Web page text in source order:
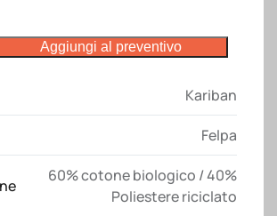
Aggiungi al preventivo
Kariban
Felpa
60% cotone biologico / 40%
Poliestere riciclato